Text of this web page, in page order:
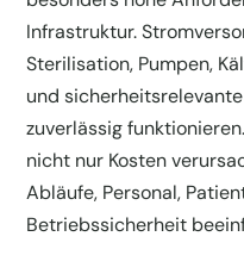
Infrastruktur.
Sterilisation, Pumpen,
und
zuverlässig
nicht nur Kosten
Abläufe, Personal,
Betriebssicherheit